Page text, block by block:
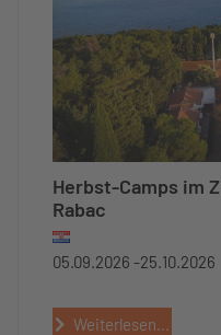
Herbst-Camps im
Rabac
05.09.2026 -25.10.2026
Weiterlesen...